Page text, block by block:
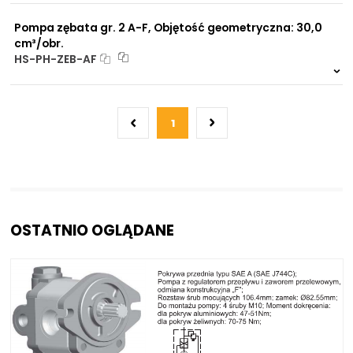
Pompa zębata gr. 2 A-F, Objętość geometryczna: 30,0
cm³/obr.
HS-PH-ZEB-AF
1
OSTATNIO OGLĄDANE